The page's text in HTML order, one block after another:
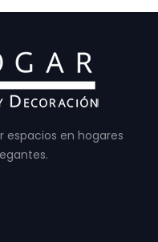
espacios en hogares